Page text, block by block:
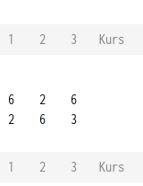
1 2 3
Kurs
6
2
2
6
6
3
1 2 3
Kurs